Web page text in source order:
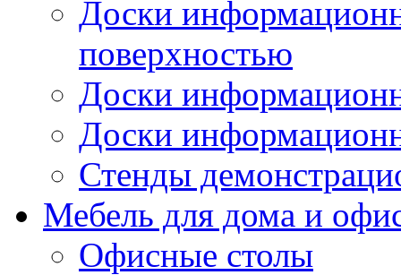
Доски
поверхностью
Доски
Доски
Стенды
Мебель для дома и
Офисные столы